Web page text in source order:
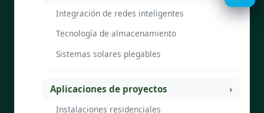
Integración de redes inteligentes
Tecnología de almacenamiento
Sistemas solares plegables
Aplicaciones de proyectos
Instalaciones residenciales